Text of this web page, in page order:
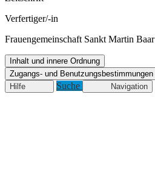
Verfertiger/-in
Frauengemeinschaft Sankt Martin Baar
Inhalt und innere Ordnung
Zugangs- und Benutzungsbestimmungen
Hilfe
Suche Navigation